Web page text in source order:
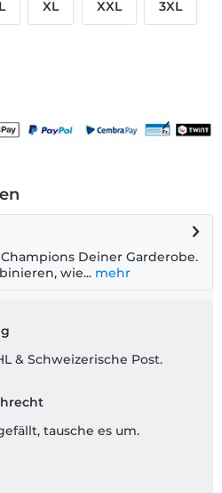
L XL XXL 3XL
Deiner Garderobe.
wie... mehr
& Schweizerische Post.
tausche es um.